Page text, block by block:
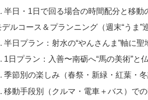
半日・1日で回る場合の時間配分と移動
デルコース＆プランニング（週末“うま”
半日プラン：射水の“やんさんま”軸に聖
1日プラン：入善〜南砺へ“馬の美術”と
季節別の楽しみ（春祭・新緑・紅葉・冬
移動手段別（クルマ・電車＋バス）で